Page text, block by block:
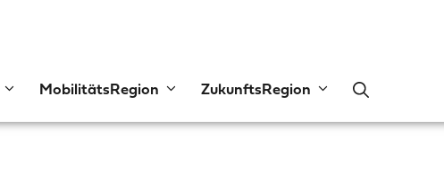
MobilitätsRegion ZukunftsRegion